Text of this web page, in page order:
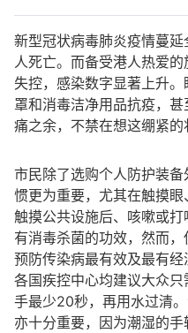
新型冠状病毒肺炎疫情蔓
人死亡。而备受港人热爱
失控，感染数字显著上升
罩和消毒洁净用品抗疫，
痛之余，不禁在想这绷紧的
市民除了选购个人防护装
惯更为重要，尤其在触摸眼
触摸公共设施后、咳嗽或
有消毒杀菌的功效，然而
预防传染病最有效及最有
各国疾控中心均建议大众
手最少20秒，再用水过清
亦十分重要，因为潮湿的